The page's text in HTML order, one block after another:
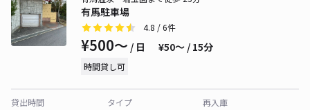
有馬駐車場
4.8 / 6件
¥500〜 / 日 ¥50〜 / 15分
時間貸し可
貸出時間
タイプ
再入庫